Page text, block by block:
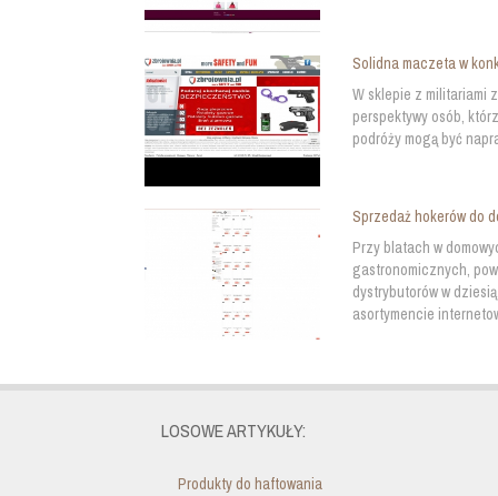
Solidna maczeta w
W sklepie z militariami
perspektywy osób,
podróży mogą być
Sprzedaż hokerów do
Przy blatach w
gastronomicznych,
dystrybutorów w
asortymencie
LOSOWE ARTYKUŁY:
Produkty do haftowania